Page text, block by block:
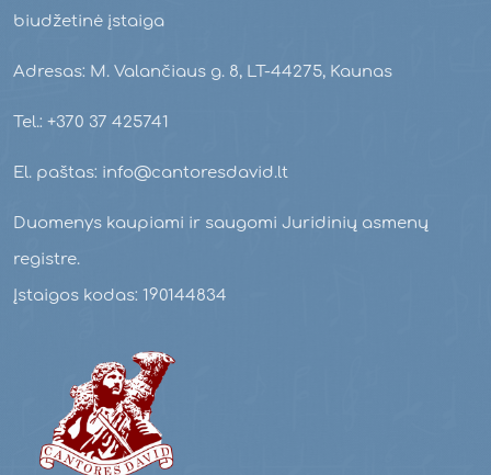
biudžetinė įstaiga
Adresas: M. Valančiaus g. 8, LT-44275, Kaunas
Tel.: +370 37 425741
El. paštas: info@cantoresdavid.lt
Duomenys kaupiami ir saugomi Juridinių asmenų
registre.
Įstaigos kodas: 190144834